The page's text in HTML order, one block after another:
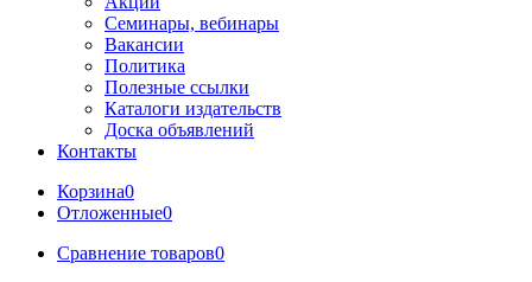
Семинары, вебинары
Вакансии
Политика
Полезные ссылки
Каталоги издательств
Доска объявлений
Контакты
Корзина0
Отложенные0
Сравнение товаров0